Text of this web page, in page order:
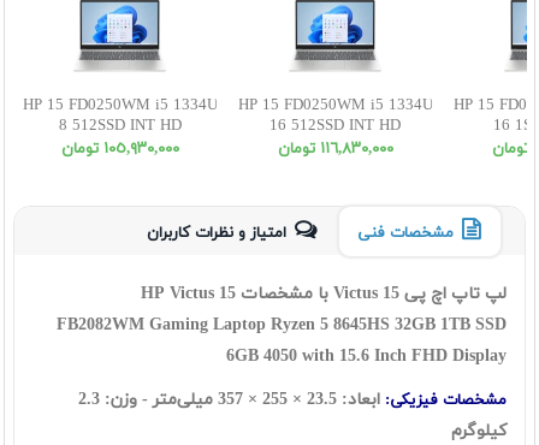
HP 15 FD0250WM i5 1334U
8 512SSD INT HD
١٠٥,٩٣٠,٠٠٠ تومان
HP 15 FD0250WM i5 1334U
16 512SSD INT HD
١١٦,٨٣٠,٠٠٠ تومان
HP 15
16
مشخصات فنی امتیاز و نظرات کاربران
لپ تاپ اچ پی Victus 15 با مشخصات HP Victus 15
FB2082WM Gaming Laptop Ryzen 5 8645HS 32GB 1TB SSD
6GB 4050 with 15.6 Inch FHD Display
مشخصات فیزیکی:
ابعاد: 23.5 × 255 × 357 میلی‌متر - وزن: 2.3
کیلوگرم